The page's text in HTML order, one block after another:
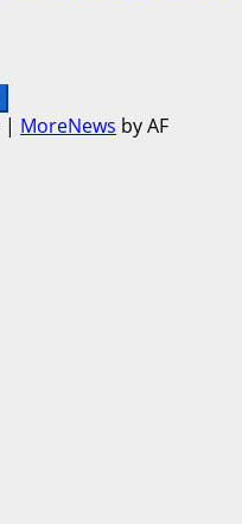
| MoreNews by AF